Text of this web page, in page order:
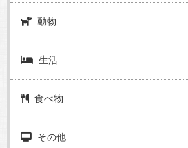
動物
生活
食べ物
その他